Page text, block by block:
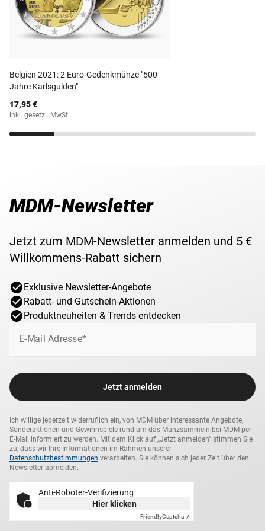
Berliner "VEB Münze der DDR" geprägt.
Ausgabeland DDR
Material
Neusilber
Prägestätte VEB Münze der DDR
Erhaltung
Währung Mark
Gewicht 9,60 g
Lieferzeit 3-5 Werktage
Belgien 2021: 2 Euro-Gedenkmünze "500
Jahre Karlsgulden"
17,95 €
inkl. gesetzl. MwSt.
MDM-Newsletter
Jetzt zum MDM-Newsletter anmelden und 5 €
Willkommens-Rabatt sichern
Exklusive Newsletter-Angebote
Rabatt- und Gutschein-Aktionen
Produktneuheiten & Trends entdecken
E-Mail Adresse*
Jetzt anmelden
Ich willige jederzeit widerruflich ein, von MDM über interessante Angebote,
Sonderaktionen und Gewinnspiele rund um das Münzsammeln bei MDM per
E-Mail informiert zu werden. Mit dem Klick auf „Jetzt anmelden“ stimmen Sie
zu, dass wir Ihre Informationen im Rahmen unserer
Datenschutzbestimmungen verarbeiten. Sie können sich jeder Zeit über den
Newsletter abmelden.
Anti-Roboter-Verifizierung
Hier klicken
FriendlyCaptcha ⇗